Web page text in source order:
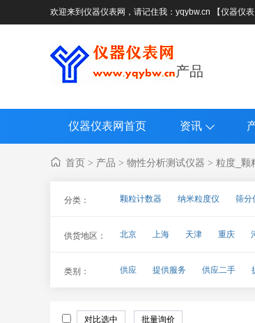
欢迎来到仪器仪表网，请记住我：yqybw.cn 【仪器仪
产品
仪器仪表网首页 资讯
首页 > 产品 > 物性分析测试仪器 > 粒度_颗
分类： 颗粒计数器 纳米粒度仪 筛分
供货地区： 北京 上海 天津 重庆
类别： 供应 提供服务 供应二手